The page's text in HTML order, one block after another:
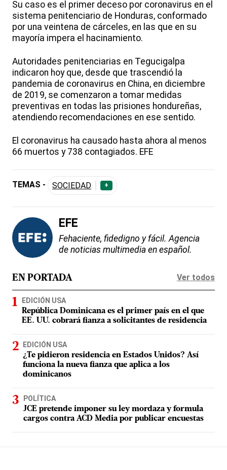
Su caso es el primer deceso por coronavirus en el
sistema penitenciario de Honduras, conformado
por una veintena de cárceles, en las que en su
mayoría impera el hacinamiento.
Autoridades penitenciarias en Tegucigalpa
indicaron hoy que, desde que trascendió la
pandemia de coronavirus en China, en diciembre
de 2019, se comenzaron a tomar medidas
preventivas en todas las prisiones hondureñas,
atendiendo recomendaciones en ese sentido.
El coronavirus ha causado hasta ahora al menos
66 muertos y 738 contagiados. EFE
TEMAS - SOCIEDAD +
EFE
Fehaciente, fidedigno y fácil. Agencia
de noticias multimedia en español.
EN PORTADA Ver todos
EDICIÓN USA
República Dominicana es el primer país en el que
EE. UU. cobrará fianza a solicitantes de residencia
EDICIÓN USA
¿Te pidieron residencia en Estados Unidos? Así
funciona la nueva fianza que aplica a los
dominicanos
POLÍTICA
JCE pretende imponer su ley mordaza y formula
cargos contra ACD Media por publicar encuestas